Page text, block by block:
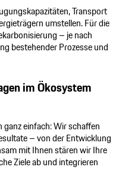
Transport
umstellen. Für die
– je nach
bestehender Prozesse und
im Ökosystem
einfach: Wir schaffen
– von der Entwicklung
mit Ihnen stären wir Ihre
Ziele ab und integrieren